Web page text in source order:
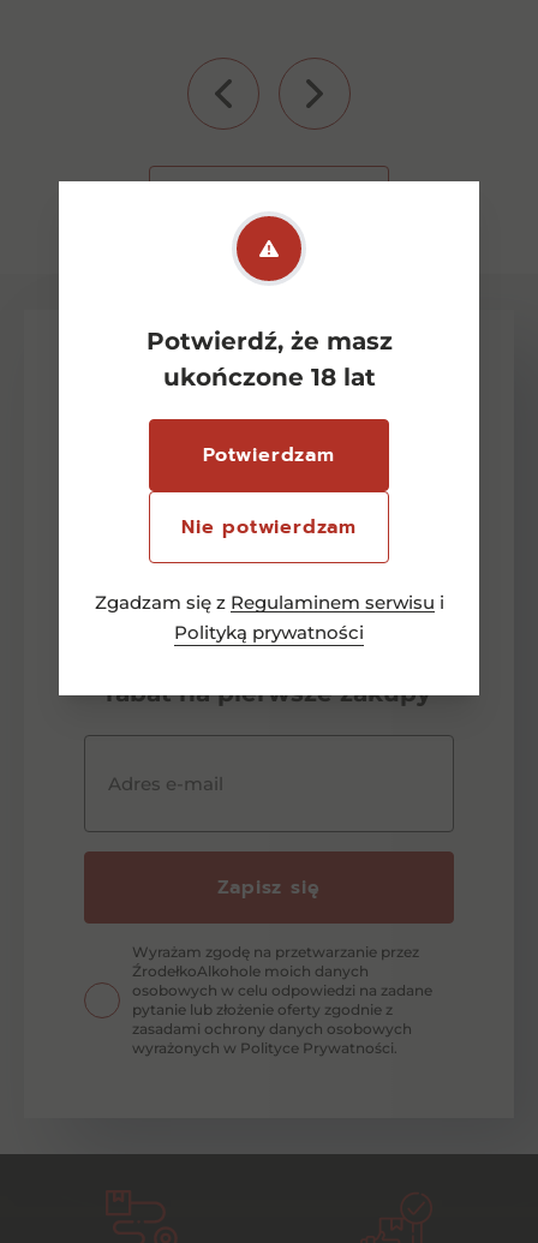
Potwierdź, że masz
ukończone 18 lat
Potwierdzam
Nie potwierdzam
Zgadzam się z Regulaminem serwisu i
Polityką prywatności
Newsletter
-15 zł
rabat na pierwsze zakupy
Adres e-mail
Zapisz się
Wyrażam zgodę na przetwarzanie przez
ŹrodełkoAlkohole moich danych
osobowych w celu odpowiedzi na zadane
pytanie lub złożenie oferty zgodnie z
zasadami ochrony danych osobowych
wyrażonych w Polityce Prywatności.